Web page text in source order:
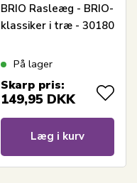
BRIO Rasleæg - BRIO-
klassiker i træ - 30180
På lager
Skarp pris:
149,95 DKK
Læg i kurv